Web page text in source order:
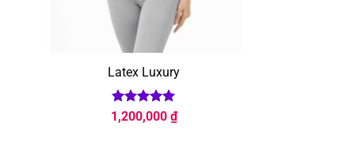
Latex Luxury
Được xếp
hạng5
1,200,000 ₫